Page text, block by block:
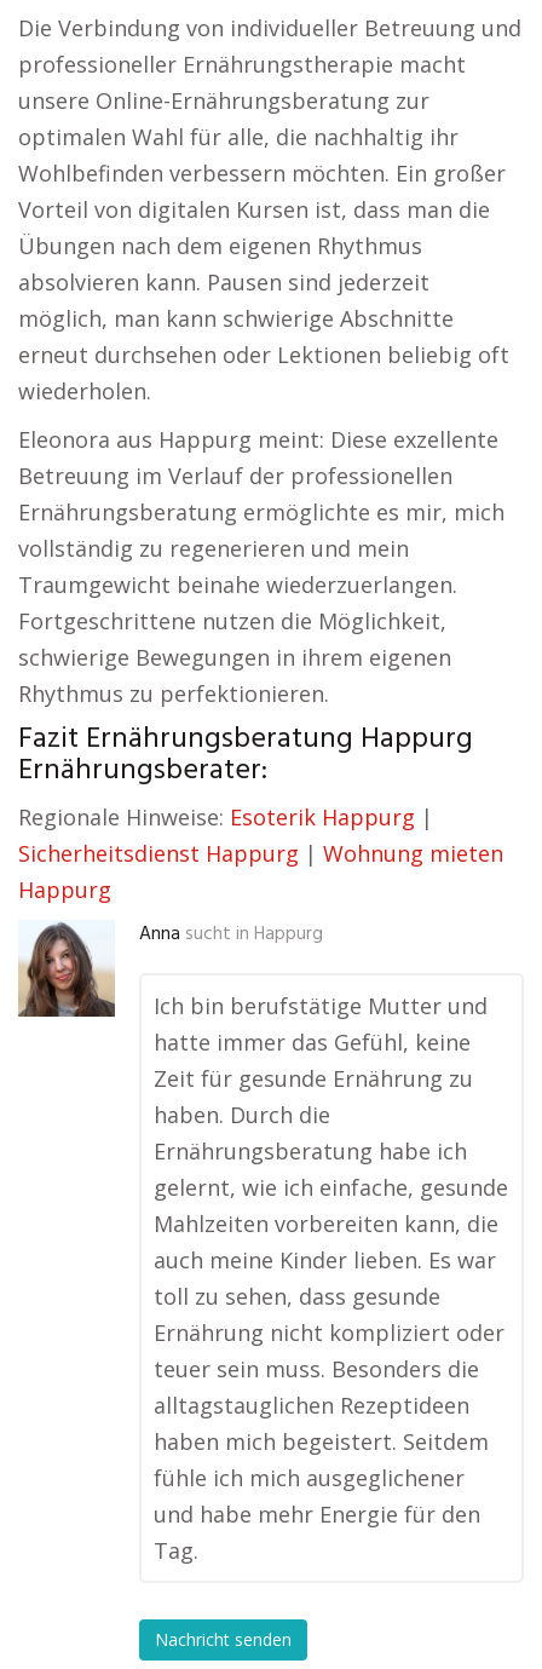
Die Verbindung von individueller Betreuung und
professioneller Ernährungstherapie macht
unsere Online-Ernährungsberatung zur
optimalen Wahl für alle, die nachhaltig ihr
Wohlbefinden verbessern möchten. Ein großer
Vorteil von digitalen Kursen ist, dass man die
Übungen nach dem eigenen Rhythmus
absolvieren kann. Pausen sind jederzeit
möglich, man kann schwierige Abschnitte
erneut durchsehen oder Lektionen beliebig oft
wiederholen.
Eleonora aus Happurg meint: Diese exzellente
Betreuung im Verlauf der professionellen
Ernährungsberatung ermöglichte es mir, mich
vollständig zu regenerieren und mein
Traumgewicht beinahe wiederzuerlangen.
Fortgeschrittene nutzen die Möglichkeit,
schwierige Bewegungen in ihrem eigenen
Rhythmus zu perfektionieren.
Fazit Ernährungsberatung Happurg
Ernährungsberater:
Regionale Hinweise: Esoterik Happurg |
Sicherheitsdienst Happurg | Wohnung mieten
Happurg
Anna sucht in Happurg
Ich bin berufstätige Mutter und
hatte immer das Gefühl, keine
Zeit für gesunde Ernährung zu
haben. Durch die
Ernährungsberatung habe ich
gelernt, wie ich einfache, gesunde
Mahlzeiten vorbereiten kann, die
auch meine Kinder lieben. Es war
toll zu sehen, dass gesunde
Ernährung nicht kompliziert oder
teuer sein muss. Besonders die
alltagstauglichen Rezeptideen
haben mich begeistert. Seitdem
fühle ich mich ausgeglichener
und habe mehr Energie für den
Tag.
Nachricht senden